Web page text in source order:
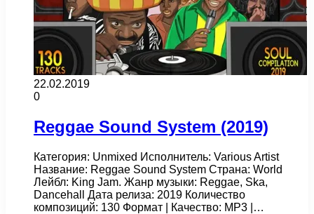
22.02.2019
0
Reggae Sound System (2019)
Категория: Unmixed Исполнитель: Various Artist
Название: Reggae Sound System Страна: World
Лейбл: King Jam. Жанр музыки: Reggae, Ska,
Dancehall Дата релиза: 2019 Количество
композиций: 130 Формат | Качество: MP3 |…